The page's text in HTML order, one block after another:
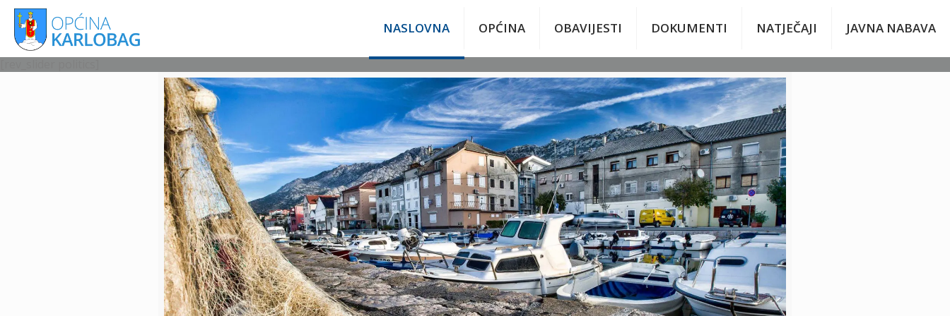
NASLOVNA OPĆINA OBAVIJESTI DOKUMENTI NATJEČAJI JAVNA NABAVA